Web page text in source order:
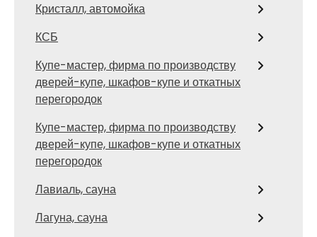
Кристалл, автомойка
КСБ
Купе-мастер, фирма по производству
дверей-купе, шкафов-купе и откатных
перегородок
Купе-мастер, фирма по производству
дверей-купе, шкафов-купе и откатных
перегородок
Лавиаль, сауна
Лагуна, сауна